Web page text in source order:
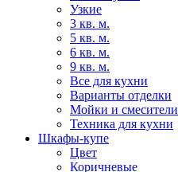
Узкие
3 кв. м.
5 кв. м.
6 кв. м.
9 кв. м.
Все для кухни
Варианты отделки
Мойки и смесители
Техника для кухни
Шкафы-купе
Цвет
Коричневые